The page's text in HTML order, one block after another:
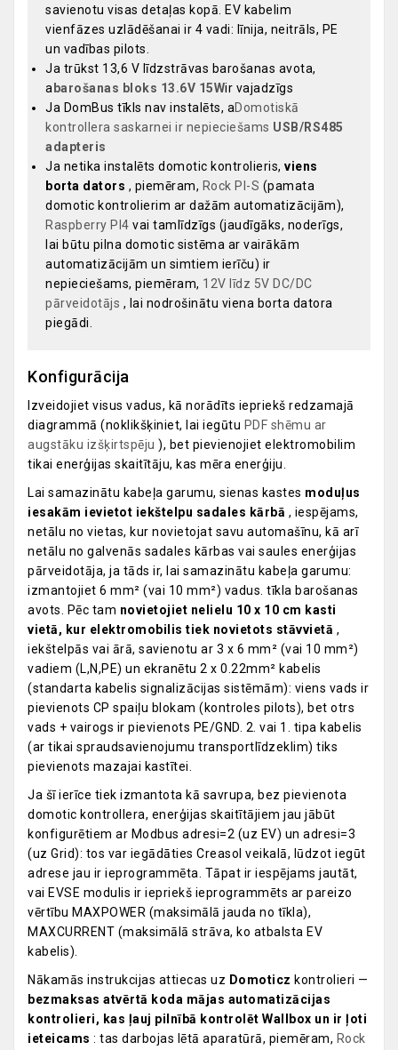
savienotu visas detaļas kopā. EV kabelim
vienfāzes uzlādēšanai ir 4 vadi: līnija, neitrāls, PE
un vadības pilots.
Ja trūkst 13,6 V līdzstrāvas barošanas avota,
a barošanas bloks 13.6V 15Wir vajadzīgs
Ja DomBus tīkls nav instalēts, aDomotiskā
kontrollera saskarnei ir nepieciešams USB/RS485
adapteris
Ja netika instalēts domotic kontrolieris, viens
borta dators , piemēram, Rock PI-S (pamata
domotic kontrolierim ar dažām automatizācijām),
Raspberry PI4 vai tamlīdzīgs (jaudīgāks, noderīgs,
lai būtu pilna domotic sistēma ar vairākām
automatizācijām un simtiem ierīču) ir
nepieciešams, piemēram, 12V līdz 5V DC/DC
pārveidotājs , lai nodrošinātu viena borta datora
piegādi.
Konfigurācija
Izveidojiet visus vadus, kā norādīts iepriekš redzamajā
diagrammā (noklikšķiniet, lai iegūtu PDF shēmu ar
augstāku izšķirtspēju ), bet pievienojiet elektromobilim
tikai enerģijas skaitītāju, kas mēra enerģiju.
Lai samazinātu kabeļa garumu, sienas kastes moduļus
iesakām ievietot iekštelpu sadales kārbā , iespējams,
netālu no vietas, kur novietojat savu automašīnu, kā arī
netālu no galvenās sadales kārbas vai saules enerģijas
pārveidotāja, ja tāds ir, lai samazinātu kabeļa garumu:
izmantojiet 6 mm² (vai 10 mm²) vadus. tīkla barošanas
avots. Pēc tam novietojiet nelielu 10 x 10 cm kasti
vietā, kur elektromobilis tiek novietots stāvvietā ,
iekštelpās vai ārā, savienotu ar 3 x 6 mm² (vai 10 mm²)
vadiem (L,N,PE) un ekranētu 2 x 0.22mm² kabelis
(standarta kabelis signalizācijas sistēmām): viens vads ir
pievienots CP spaiļu blokam (kontroles pilots), bet otrs
vads + vairogs ir pievienots PE/GND. 2. vai 1. tipa kabelis
(ar tikai spraudsavienojumu transportlīdzeklim) tiks
pievienots mazajai kastītei.
Ja šī ierīce tiek izmantota kā savrupa, bez pievienota
domotic kontrollera, enerģijas skaitītājiem jau jābūt
konfigurētiem ar Modbus adresi=2 (uz EV) un adresi=3
(uz Grid): tos var iegādāties Creasol veikalā, lūdzot iegūt
adrese jau ir ieprogrammēta. Tāpat ir iespējams jautāt,
vai EVSE modulis ir iepriekš ieprogrammēts ar pareizo
vērtību MAXPOWER (maksimālā jauda no tīkla),
MAXCURRENT (maksimālā strāva, ko atbalsta EV
kabelis).
Nākamās instrukcijas attiecas uz Domoticz kontrolieri —
bezmaksas atvērtā koda mājas automatizācijas
kontrolieri, kas ļauj pilnībā kontrolēt Wallbox un ir ļoti
ieteicams : tas darbojas lētā aparatūrā, piemēram, Rock